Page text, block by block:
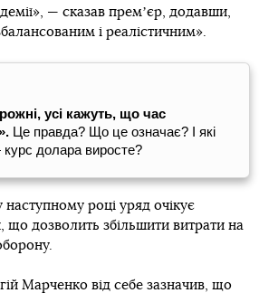
— сказав премʼєр, додавши,
і реалістичним».
усі кажуть, що час
Це правда? Що це означає? І які
долара виросте?
році уряд очікує
що дозволить збільшити витрати на
Марченко від себе зазначив, що